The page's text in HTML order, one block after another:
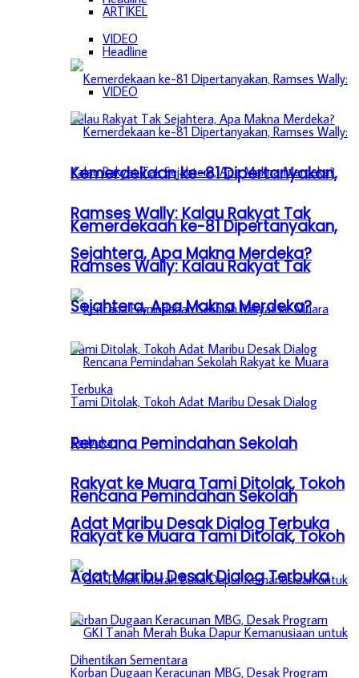
VIDEO
Kemerdekaan ke-81 Dipertanyakan,
Ramses Wally: Kalau Rakyat Tak
Sejahtera, Apa Makna Merdeka?
Rencana Pemindahan Sekolah
Rakyat ke Muara Tami Ditolak, Tokoh
Adat Maribu Desak Dialog Terbuka
ARTIKEL
Headline
VIDEO
Kemerdekaan ke-81 Dipertanyakan,
Ramses Wally: Kalau Rakyat Tak
Sejahtera, Apa Makna Merdeka?
Rencana Pemindahan Sekolah
Rakyat ke Muara Tami Ditolak, Tokoh
Adat Maribu Desak Dialog Terbuka